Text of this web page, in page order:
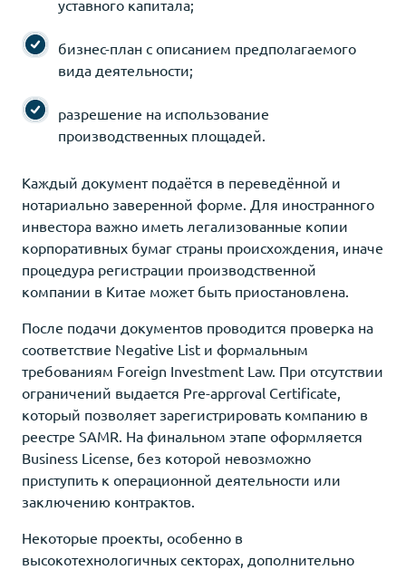
уставного капитала;
бизнес-план с описанием предполагаемого
вида деятельности;
разрешение на использование
производственных площадей.
Каждый документ подаётся в переведённой и
нотариально заверенной форме. Для иностранного
инвестора важно иметь легализованные копии
корпоративных бумаг страны происхождения, иначе
процедура регистрации производственной
компании в Китае может быть приостановлена.
После подачи документов проводится проверка на
соответствие Negative List и формальным
требованиям Foreign Investment Law. При отсутствии
ограничений выдается Pre-approval Certificate,
который позволяет зарегистрировать компанию в
реестре SAMR. На финальном этапе оформляется
Business License, без которой невозможно
приступить к операционной деятельности или
заключению контрактов.
Некоторые проекты, особенно в
высокотехнологичных секторах, дополнительно